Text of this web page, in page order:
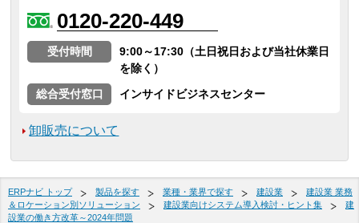
0120-220-449
受付時間
9:00～17:30（土日祝日および当社休業日
を除く）
総合受付窓口
インサイドビジネスセンター
卸販売について
ERPナビ トップ 製品を探す 業種・業界で探す 建設業
建設業 業務
＆ロケーション別ソリューション
建設業向けシステム導入検討・ヒント集
建
設業の働き方改革～2024年問題